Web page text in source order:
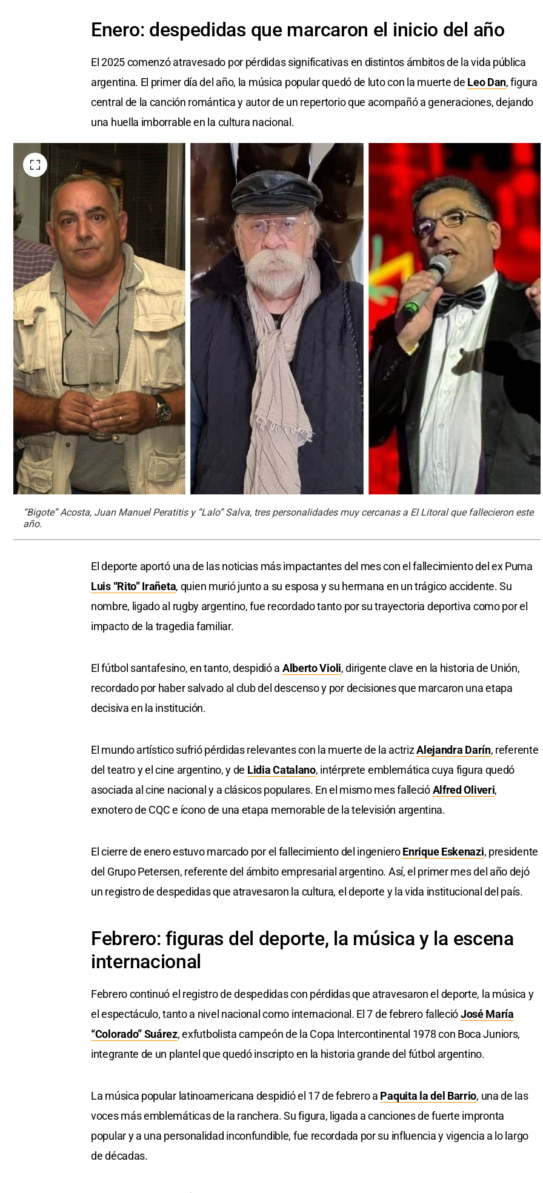
Enero: despedidas que marcaron el inicio del año
El 2025 comenzó atravesado por pérdidas significativas en distintos ámbitos de la vida pública
argentina. El primer día del año, la música popular quedó de luto con la muerte de Leo Dan, figura
central de la canción romántica y autor de un repertorio que acompañó a generaciones, dejando
una huella imborrable en la cultura nacional.
“Bigote” Acosta, Juan Manuel Peratitis y “Lalo” Salva, tres personalidades muy cercanas a El Litoral que fallecieron este
año.
El deporte aportó una de las noticias más impactantes del mes con el fallecimiento del ex Puma
Luis “Rito” Irañeta, quien murió junto a su esposa y su hermana en un trágico accidente. Su
nombre, ligado al rugby argentino, fue recordado tanto por su trayectoria deportiva como por el
impacto de la tragedia familiar.
El fútbol santafesino, en tanto, despidió a Alberto Violi, dirigente clave en la historia de Unión,
recordado por haber salvado al club del descenso y por decisiones que marcaron una etapa
decisiva en la institución.
El mundo artístico sufrió pérdidas relevantes con la muerte de la actrizAlejandra Darín, referente
del teatro y el cine argentino, y de Lidia Catalano, intérprete emblemática cuya figura quedó
asociada al cine nacional y a clásicos populares. En el mismo mes fallecióAlfred Oliveri,
exnotero de CQC e ícono de una etapa memorable de la televisión argentina.
El cierre de enero estuvo marcado por el fallecimiento del ingenieroEnrique Eskenazi, presidente
del Grupo Petersen, referente del ámbito empresarial argentino. Así, el primer mes del año dejó
un registro de despedidas que atravesaron la cultura, el deporte y la vida institucional del país.
Febrero: figuras del deporte, la música y la escena
internacional
Febrero continuó el registro de despedidas con pérdidas que atravesaron el deporte, la música y
el espectáculo, tanto a nivel nacional como internacional. El 7 de febrero fallecióJosé María
“Colorado” Suárez, exfutbolista campeón de la Copa Intercontinental 1978 con Boca Juniors,
integrante de un plantel que quedó inscripto en la historia grande del fútbol argentino.
La música popular latinoamericana despidió el 17 de febrero a Paquita la del Barrio, una de las
voces más emblemáticas de la ranchera. Su figura, ligada a canciones de fuerte impronta
popular y a una personalidad inconfundible, fue recordada por su influencia y vigencia a lo largo
de décadas.